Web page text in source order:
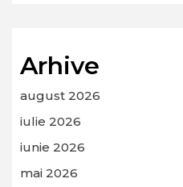
Arhive
august 2026
iulie 2026
iunie 2026
mai 2026